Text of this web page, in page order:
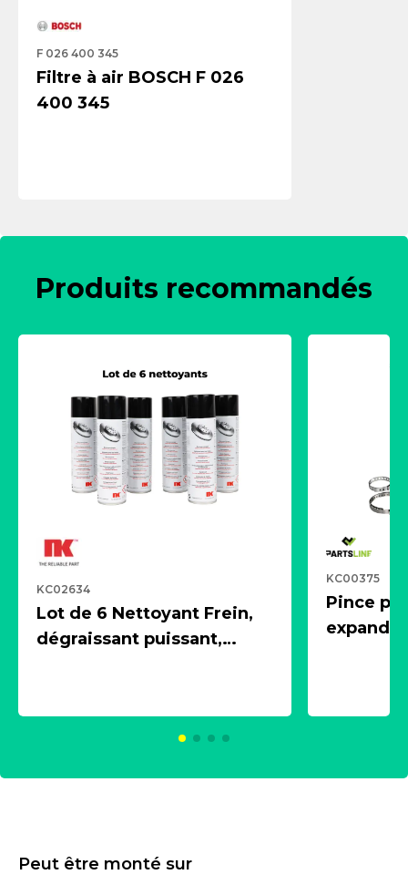
F 026 400 345
Filtre à air BOSCH F 026
400 345
Produits recommandés
KC02634
Lot de 6 Nettoyant Frein,
dégraissant puissant,
KC00375
Pince
Peut être monté sur